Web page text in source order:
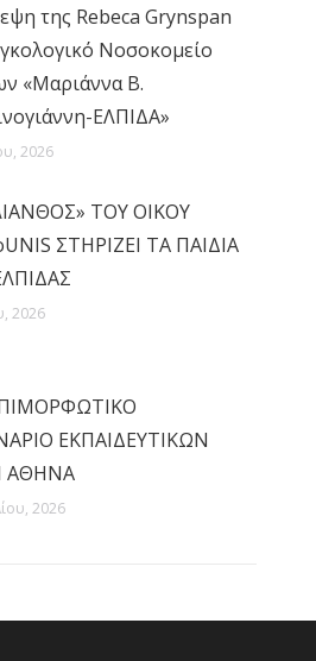
της Rebeca Grynspan
Νοσοκομείο
«Μαριάννα Β.
ΕΛΠΙΔΑ»
2026
ΤΟΥ ΟΙΚΟΥ
ΣΤΗΡΙΖΕΙ ΤΑ ΠΑΙΔΙΑ
2026
ΕΚΠΑΙΔΕΥΤΙΚΩΝ
ΑΘΗΝΑ
2026